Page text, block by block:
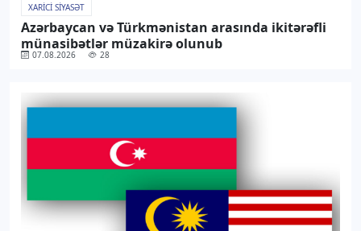
XARICI SIYASƏT
Azərbaycan və Türkmənistan arasında ikitərəfli
münasibətlər müzakirə olunub
07.08.2026 28